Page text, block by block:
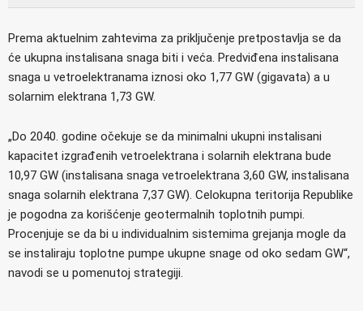
Prema aktuelnim zahtevima za priključenje pretpostavlja se da
će ukupna instalisana snaga biti i veća. Predviđena instalisana
snaga u vetroelektranama iznosi oko 1,77 GW (gigavata) a u
solarnim elektrana 1,73 GW.
„Do 2040. godine očekuje se da minimalni ukupni instalisani
kapacitet izgrađenih vetroelektrana i solarnih elektrana bude
10,97 GW (instalisana snaga vetroelektrana 3,60 GW, instalisana
snaga solarnih elektrana 7,37 GW). Celokupna teritorija Republike
je pogodna za korišćenje geotermalnih toplotnih pumpi.
Procenjuje se da bi u individualnim sistemima grejanja mogle da
se instaliraju toplotne pumpe ukupne snage od oko sedam GW“,
navodi se u pomenutoj strategiji.